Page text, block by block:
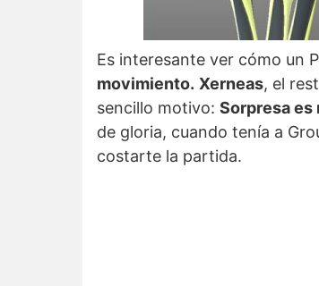
Es interesante ver cómo un
movimiento. Xerneas, el
sencillo motivo: Sorpresa es
de gloria, cuando tenía a
costarte la partida.